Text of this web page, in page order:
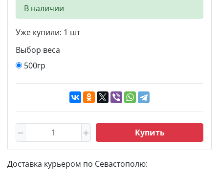
В наличии
Уже купили: 1 шт
Выбор веса
500гр
Купить
Доставка курьером по Севастополю: